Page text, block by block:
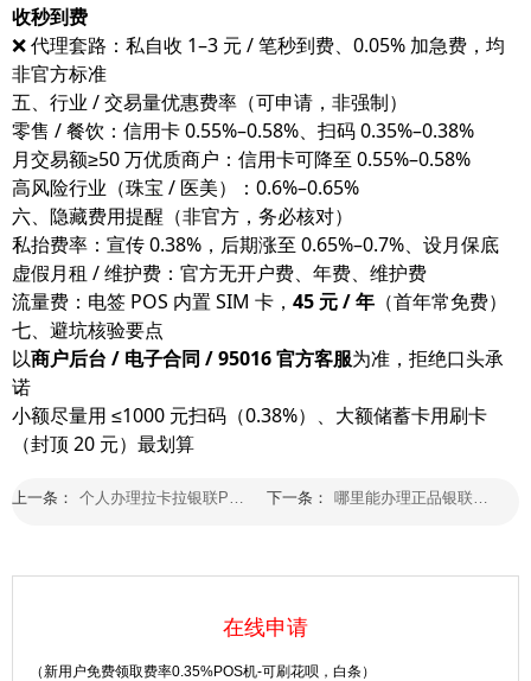
收秒到费
❌ 代理套路：私自收 1–3 元 / 笔秒到费、0.05% 加急费，均
非官方标准
五、行业 / 交易量优惠费率（可申请，非强制）
零售 / 餐饮：信用卡 0.55%–0.58%、扫码 0.35%–0.38%
月交易额≥50 万优质商户：信用卡可降至 0.55%–0.58%
高风险行业（珠宝 / 医美）：0.6%–0.65%
六、隐藏费用提醒（非官方，务必核对）
私抬费率：宣传 0.38%，后期涨至 0.65%–0.7%、设月保底
虚假月租 / 维护费：官方无开户费、年费、维护费
流量费：电签 POS 内置 SIM 卡， 45 元 / 年 （首年常免费）
七、避坑核验要点
以商户后台 / 电子合同 / 95016 官方客服为准，拒绝口头承
诺
小额尽量用 ≤1000 元扫码（0.38%）、大额储蓄卡用刷卡
（封顶 20 元）最划算
上一条： 个人办理拉卡拉银联POS机要给99元吗？能申请退钱吗？ 下一条： 哪里能办理正品银联商务POS机？需要哪些资料？
在线申请
（新用户免费领取费率0.35%POS机-可刷花呗，白条）